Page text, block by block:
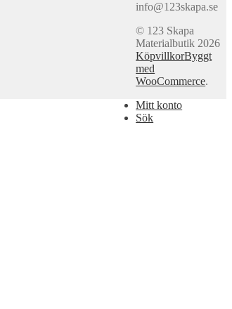
info@123skapa.se
© 123 Skapa
Materialbutik 2026
KöpvillkorByggt
med
WooCommerce.
Mitt konto
Sök